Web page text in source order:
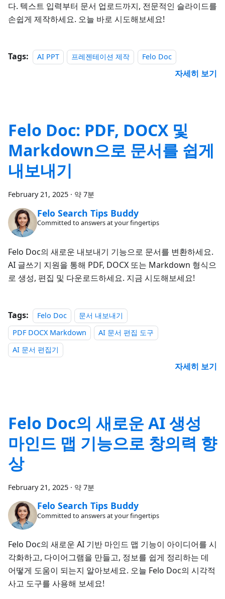
다. 텍스트 입력부터 문서 업로드까지, 전문적인 슬라이드를
손쉽게 제작하세요. 오늘 바로 시도해보세요!
Tags: AI PPT 프레젠테이션 제작 Felo Doc
자세히 보기
Felo Doc: PDF, DOCX 및
Markdown으로 문서를 쉽게
내보내기
February 21, 2025 · 약 7분
Felo Search Tips Buddy
Committed to answers at your fingertips
Felo Doc의 새로운 내보내기 기능으로 문서를 변환하세요.
AI 글쓰기 지원을 통해 PDF, DOCX 또는 Markdown 형식으
로 생성, 편집 및 다운로드하세요. 지금 시도해보세요!
Tags: Felo Doc
문서 내보내기
PDF DOCX Markdown
AI 문서 편집 도구
AI 문서 편집기
자세히 보기
Felo Doc의 새로운 AI 생성
마인드 맵 기능으로 창의력 향
상
February 21, 2025 · 약 7분
Felo Search Tips Buddy
Committed to answers at your fingertips
Felo Doc의 새로운 AI 기반 마인드 맵 기능이 아이디어를 시
각화하고, 다이어그램을 만들고, 정보를 쉽게 정리하는 데
어떻게 도움이 되는지 알아보세요. 오늘 Felo Doc의 시각적
사고 도구를 사용해 보세요!